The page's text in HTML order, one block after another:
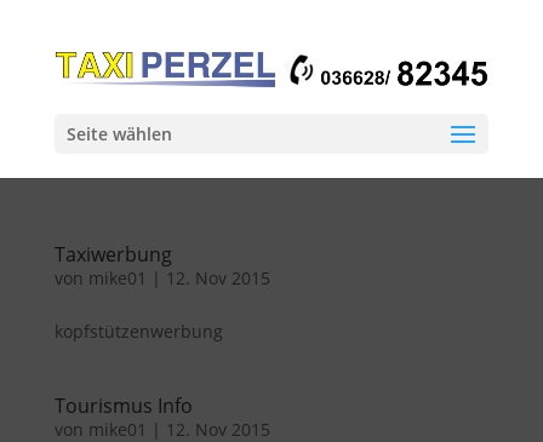
Seite wählen
Taxiwerbung
von mike01 | 12. Nov 2015
kopfstützenwerbung
Tourismus Info
von mike01 | 12. Nov 2015